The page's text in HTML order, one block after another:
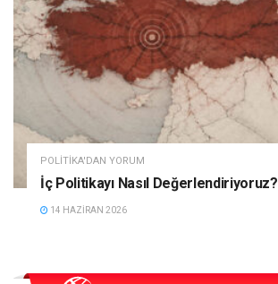
POLITIKA'DAN YORUM
İç Politikayı Nasıl Değerlendiriyoruz?
14 HAZIRAN 2026